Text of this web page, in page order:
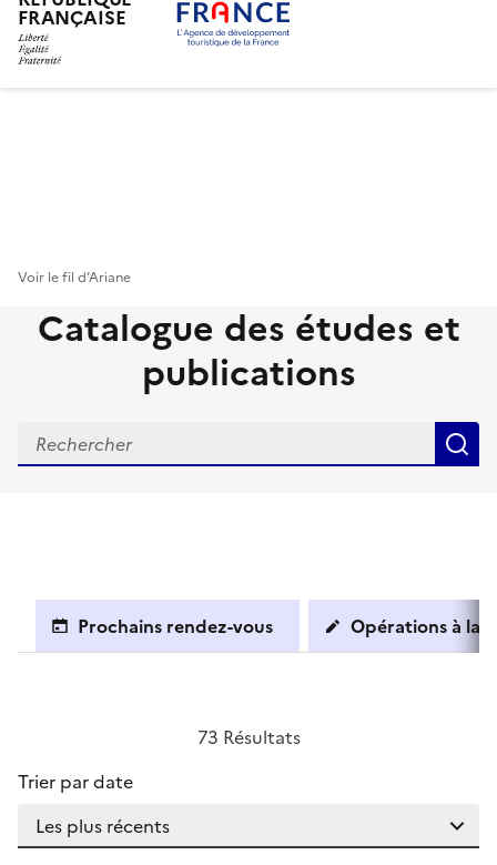
FRANÇAISE
Voir le fil d’Ariane
Catalogue des études et
publications
Prochains rendez-vous Opérations à la
73 Résultats
Trier par date